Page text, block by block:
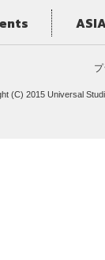
(C) 2015 Universal